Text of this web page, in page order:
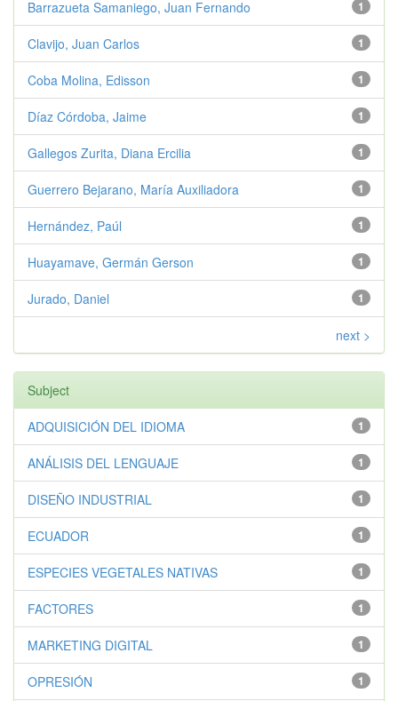
1
Barrazueta Samaniego, Juan Fernando
1
Clavijo, Juan Carlos
1
Coba Molina, Edisson
1
Díaz Córdoba, Jaime
1
Gallegos Zurita, Diana Ercilia
1
Guerrero Bejarano, María Auxiliadora
1
Hernández, Paúl
1
Huayamave, Germán Gerson
1
Jurado, Daniel
next >
Subject
1
ADQUISICIÓN DEL IDIOMA
1
ANÁLISIS DEL LENGUAJE
1
DISEÑO INDUSTRIAL
1
ECUADOR
1
ESPECIES VEGETALES NATIVAS
1
FACTORES
1
MARKETING DIGITAL
1
OPRESIÓN